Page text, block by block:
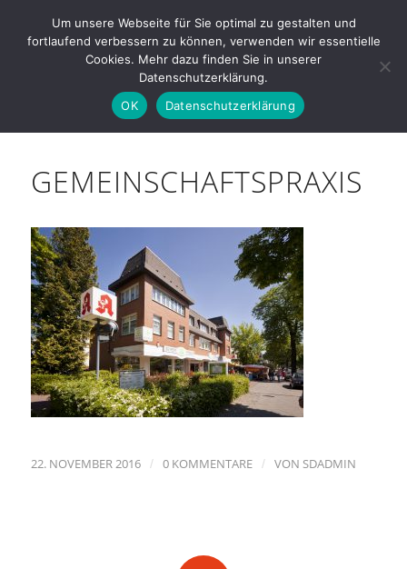
Drakestrasse 29 a · 12205 Berlin-
Lichterfelde |+49 (0)30 · 833 50 40
GEMEINSCHAFTSPRAXIS
22. NOVEMBER 2016 / 0 KOMMENTARE / VON SDADMIN
Um unsere Webseite für Sie optimal zu gestalten und
fortlaufend verbessern zu können, verwenden wir essentielle
Cookies. Mehr dazu finden Sie in unserer
Datenschutzerklärung.
OK
Datenschutzerklärung